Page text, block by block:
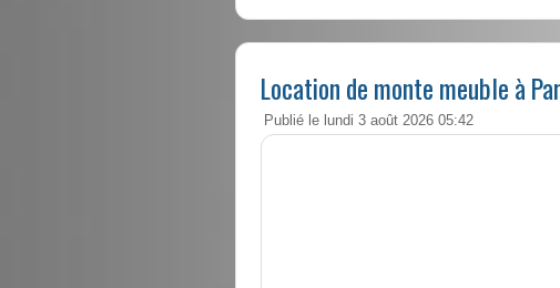
Location de monte meuble à
Publié le lundi 3 août 2026 05:42